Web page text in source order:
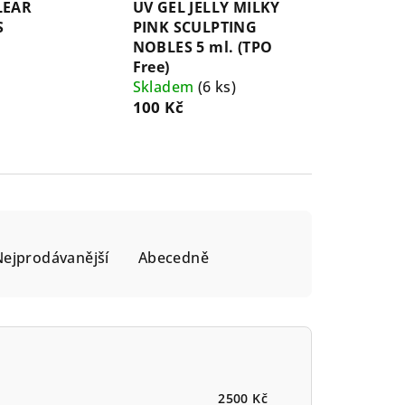
UV GEL JELLY MILKY
PINK SCULPTING
NOBLES 5 ml. (TPO
Free)
Skladem (6 ks)
100 Kč
Abecedně
2500 Kč